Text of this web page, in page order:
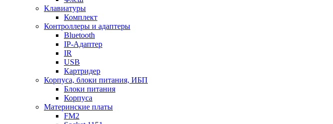
Клавиатуры
Комплект
Контроллеры и адаптеры
Bluetooth
IP-Адаптер
IR
USB
Картридер
Корпуса, блоки питания, ИБП
Блоки питания
Корпуса
Материнские платы
FM2